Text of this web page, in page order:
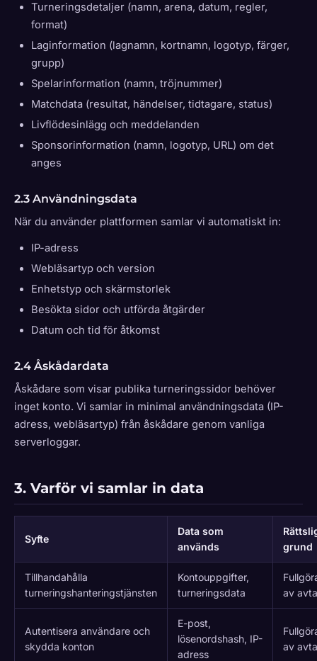
Turneringsdetaljer (namn, arena, datum, regler,
format)
Laginformation (lagnamn, kortnamn, logotyp, färger,
grupp)
Spelarinformation (namn, tröjnummer)
Matchdata (resultat, händelser, tidtagare, status)
Livflödesinlägg och meddelanden
Sponsorinformation (namn, logotyp, URL) om det
anges
2.3 Användningsdata
När du använder plattformen samlar vi automatiskt in:
IP-adress
Webläsartyp och version
Enhetstyp och skärmstorlek
Besökta sidor och utförda åtgärder
Datum och tid för åtkomst
2.4 Åskådardata
Åskådare som visar publika turneringssidor behöver
inget konto. Vi samlar in minimal användningsdata (IP-
adress, webläsartyp) från åskådare genom vanliga
serverloggar.
3. Varför vi samlar in data
Syfte
Data som
används
grund
Tillhandahålla
turneringshanteringstjänsten
Kontouppgifter,
turneringsdata
av
Autentisera användare och
skydda konton
E-post,
lösenordshash, IP-
adress
av